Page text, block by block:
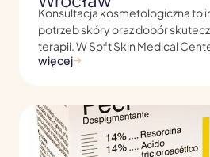
Konsultacja kosmetologiczna to
potrzeb skóry oraz dobór
terapii. W Soft Skin Medical
więcej